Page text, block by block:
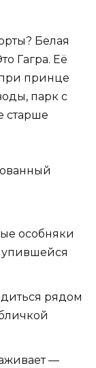
Белая
Гагра. Её
принце
парк с
старше
особняки
рядом
—